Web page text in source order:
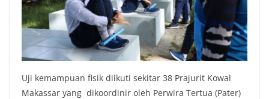
Uji kemampuan fisik diikuti sekitar 38 Prajurit Kowal
Makassar yang dikoordinir oleh Perwira Tertua (Pater)